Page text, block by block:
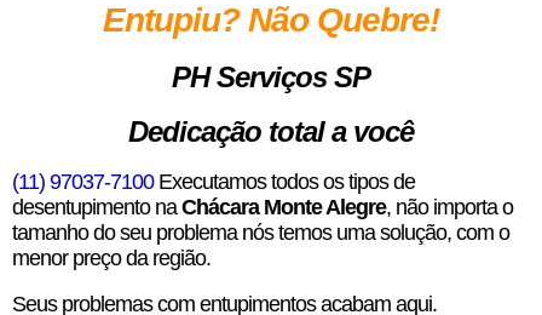
Entupiu? Não Quebre!
PH Serviços SP
Dedicação total a você
(11) 97037-7100 Executamos todos os tipos de
desentupimento naChácara Monte Alegre, não importa o
tamanho do seu problema nós temos uma solução, com o
menor preço da região.
Seus problemas com entupimentos acabam aqui.